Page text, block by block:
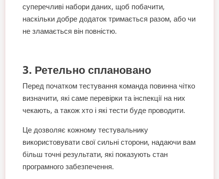
суперечливі набори даних, щоб побачити,
наскільки добре додаток тримається разом, або чи
не зламається він повністю.
3. Ретельно сплановано
Перед початком тестування команда повинна чітко
визначити, які саме перевірки та інспекції на них
чекають, а також хто і які тести буде проводити.
Це дозволяє кожному тестувальнику
використовувати свої сильні сторони, надаючи вам
більш точні результати, які показують стан
програмного забезпечення.